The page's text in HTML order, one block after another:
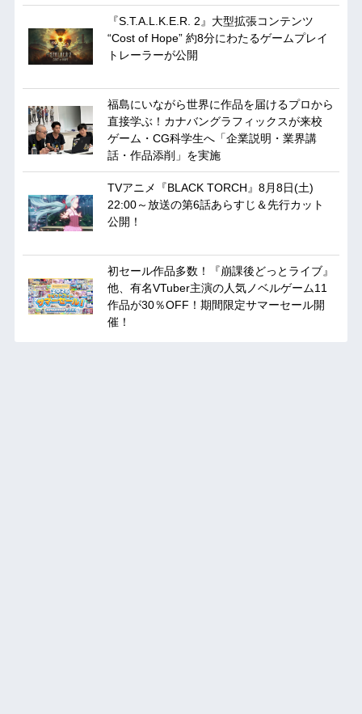
『S.T.A.L.K.E.R. 2』大型拡張コンテンツ
“Cost of Hope” 約8分にわたるゲームプレイ
トレーラーが公開
福島にいながら世界に作品を届けるプロから
直接学ぶ！カナバングラフィックスが来校
ゲーム・CG科学生へ「企業説明・業界講
話・作品添削」を実施
TVアニメ『BLACK TORCH』8月8日(土)
22:00～放送の第6話あらすじ＆先行カット
公開！
初セール作品多数！『崩課後どっとライブ』
他、有名VTuber主演の人気ノベルゲーム11
作品が30％OFF！期間限定サマーセール開
催！